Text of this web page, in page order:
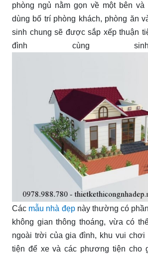
phòng ngủ nằm gọn về một bên
dùng bố trí phòng khách, phòng ăn
sinh chung sẽ được sắp xếp thuận
đình cùng
Các mẫu nhà đẹpnày thường có
không gian thông thoáng, vừa có
ngoài trời của gia đình, khu vui chơi
tiện để xe và các phương tiện cho